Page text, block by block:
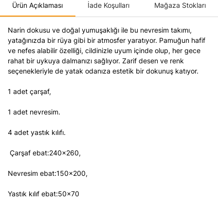
Ürün Açıklaması İade Koşulları Mağaza Stokları
Narin dokusu ve doğal yumuşaklığı ile bu nevresim takımı,
yatağınızda bir rüya gibi bir atmosfer yaratıyor. Pamuğun hafif
ve nefes alabilir özelliği, cildinizle uyum içinde olup, her gece
rahat bir uykuya dalmanızı sağlıyor. Zarif desen ve renk
seçenekleriyle de yatak odanıza estetik bir dokunuş katıyor.
1 adet çarşaf,
1 adet nevresim.
4 adet yastık kılıfı.
Çarşaf ebat:240x260,
Nevresim ebat:150x200,
Yastık kılıf ebat:50x70